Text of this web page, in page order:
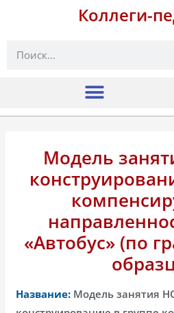
Коллеги-
Поиск
Модель
«Автобус» (по
Название: Модель занятия